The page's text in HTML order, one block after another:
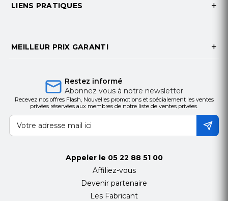
LIENS PRATIQUES
MEILLEUR PRIX GARANTI
Restez informé
Abonnez vous à notre newsletter
Recevez nos offres Flash, Nouvelles promotions et spécialement les ventes
privées réservées aux membres de notre liste de ventes privées.
Appeler le 05 22 88 51 00
Affiliez-vous
Devenir partenaire
Les Fabricant